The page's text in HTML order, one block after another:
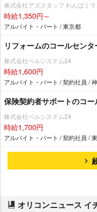
株式会社アズスタッフ わんぱくラ
時給1,350円～
アルバイト・パート / 東京都
リフォームのコールセン
株式会社ベルシステム24
時給1,600円
アルバイト・パート / 契約社員 /
保険契約者サポートのコ
株式会社ベルシステム24
時給1,700円
アルバイト・パート / 契約社員 /
オリコンニュース イ